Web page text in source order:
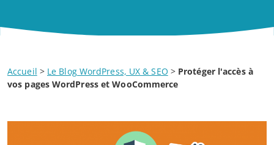
Accueil > Le Blog WordPress, UX & SEO > Protéger l'accès à
vos pages WordPress et WooCommerce